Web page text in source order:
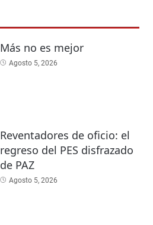
Más no es mejor
Agosto 5, 2026
Reventadores de oficio: el
regreso del PES disfrazado
de PAZ
Agosto 5, 2026